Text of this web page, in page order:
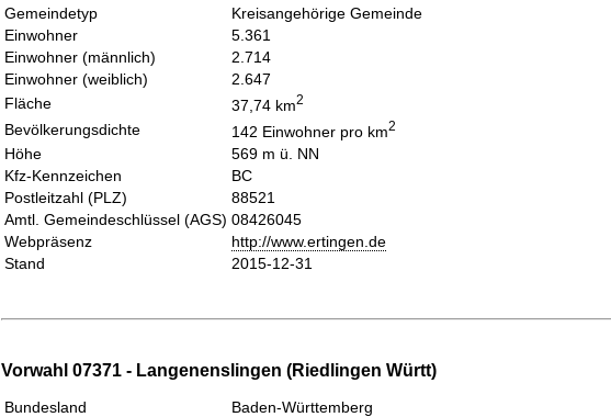
Gemeindetyp
Kreisangehörige Gemeinde
Einwohner
5.361
Einwohner (männlich)
2.714
Einwohner (weiblich)
2.647
Fläche
37,74 km2
Bevölkerungsdichte 142 Einwohner pro km2
Höhe
569 m ü. NN
Kfz-Kennzeichen
BC
Postleitzahl (PLZ)
88521
Amtl. Gemeindeschlüssel (AGS) 08426045
Webpräsenz
http://www.ertingen.de
Stand
2015-12-31
Vorwahl 07371 - Langenenslingen (Riedlingen Württ)
Bundesland
Baden-Württemberg